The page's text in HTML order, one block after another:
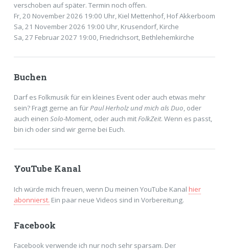
verschoben auf später. Termin noch offen.
Fr, 20 November 2026 19:00 Uhr, Kiel Mettenhof, Hof Akkerboom
Sa, 21 November 2026 19:00 Uhr, Krusendorf, Kirche
Sa, 27 Februar 2027 19:00, Friedrichsort, Bethlehemkirche
Buchen
Darf es Folkmusik für ein kleines Event oder auch etwas mehr
sein? Fragt gerne an fürPaul Herholz und mich als Duo, oder
auch einen Solo-Moment, oder auch mitFolkZeit. Wenn es passt,
bin ich oder sind wir gerne bei Euch.
YouTube Kanal
Ich würde mich freuen, wenn Du meinen YouTube Kanal hier
abonnierst. Ein paar neue Videos sind in Vorbereitung.
Facebook
Facebook verwende ich nur noch sehr sparsam. Der